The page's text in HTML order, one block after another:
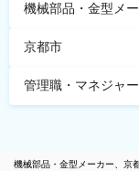
機械部品・金型メ
京都市
管理職・マネジャー
機械部品・金型メーカー、京